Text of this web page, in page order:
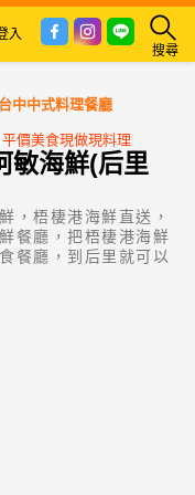
搜尋
入
台中中式料理餐廳
價美食現做現料理
敏海鮮(后里
，梧棲港海鮮直送，
餐廳，把梧棲港海鮮
餐廳，到后里就可以